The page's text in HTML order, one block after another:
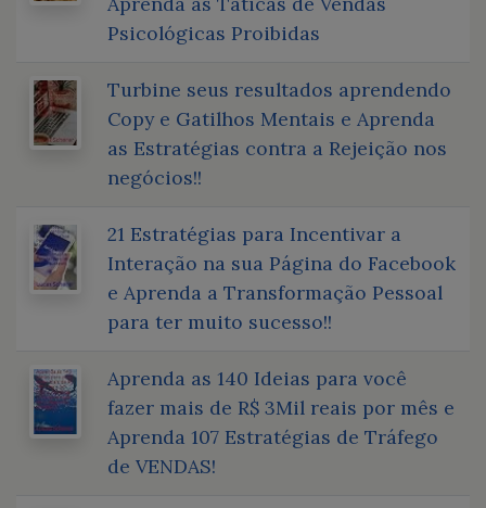
Psicológicas Proibidas
Turbine seus resultados aprendendo
Copy e Gatilhos Mentais e Aprenda
as Estratégias contra a Rejeição nos
negócios!!
21 Estratégias para Incentivar a
Interação na sua Página do Facebook
e Aprenda a Transformação Pessoal
para ter muito sucesso!!
Aprenda as 140 Ideias para você
fazer mais de R$ 3Mil reais por mês e
Aprenda 107 Estratégias de Tráfego
de VENDAS!